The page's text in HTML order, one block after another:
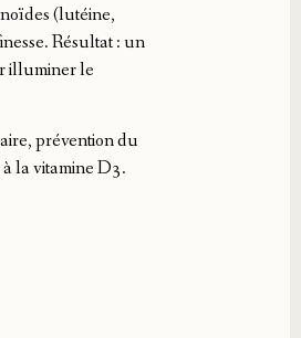
(lutéine,
Résultat : un
illuminer le
prévention du
la vitamine D3.